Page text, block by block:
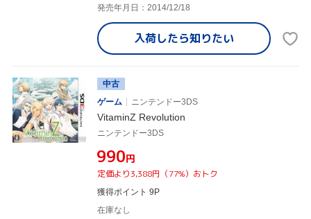
発売年月日：2014/12/18
入荷したら知りたい
中古
ゲーム
ニンテンドー3DS
VitaminZ Revolution
ニンテンドー3DS
¥990円
定価より3,388円（77%）おトク
獲得ポイント 9P
在庫なし